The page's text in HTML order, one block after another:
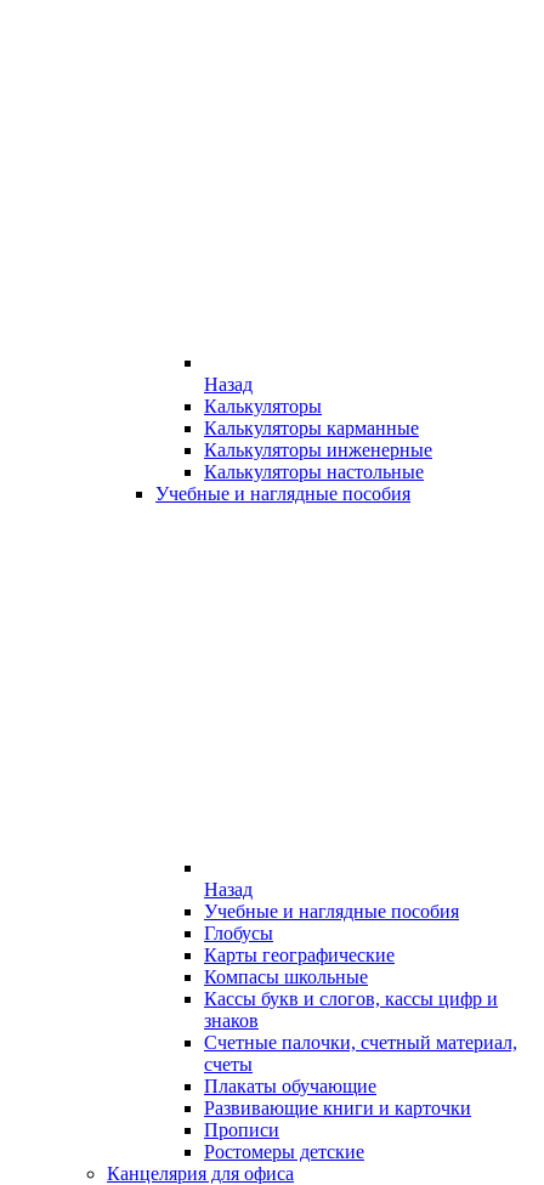
Назад
Калькуляторы
Калькуляторы карманные
Калькуляторы инженерные
Калькуляторы настольные
Учебные и наглядные пособия
Назад
Учебные и наглядные пособия
Глобусы
Карты географические
Компасы школьные
Кассы букв и слогов, кассы цифр и
знаков
Счетные палочки, счетный материал,
счеты
Плакаты обучающие
Развивающие книги и карточки
Прописи
Ростомеры детские
Канцелярия для офиса